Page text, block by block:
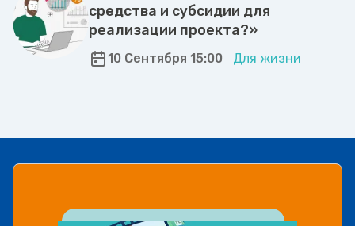
средства и субсидии для
реализации проекта?»
10 Сентября 15:00 Для жизни